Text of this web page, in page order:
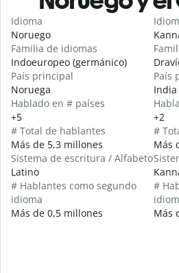
Idioma
Noruego
Familia de idiomas
Indoeuropeo (germánico)
País principal
Noruega
Hablado en # países
+5
# Total de hablantes
Más de 5,3 millones
Sistema de escritura / Alfabeto
Latino
# Hablantes como segundo
idioma
Más de 0,5 millones
País
India
+2
#
Más
#
Más